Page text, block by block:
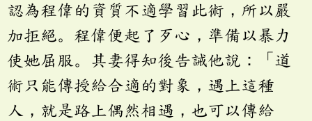
認為程偉的資質不適學習此術，所以嚴
加拒絕。程偉便起了歹心，準備以暴力
使她屈服。其妻得知後告誡他說：「道
術只能傳授給合適的對象，遇上這種
人，就是路上偶然相遇，也可以傳給